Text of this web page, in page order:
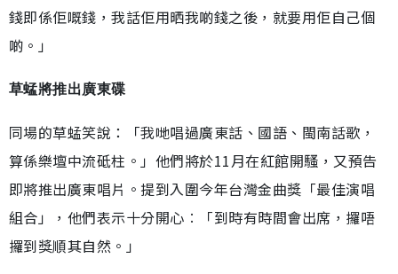
錢即係佢嘅錢，我話佢用晒我啲錢之後，就要用佢自己個
啲。」
草蜢將推出廣東碟
同場的草蜢笑說：「我哋唱過廣東話、國語、閩南話歌，
算係樂壇中流砥柱。」他們將於11月在紅館開騷，又預告
即將推出廣東唱片。提到入圍今年台灣金曲獎「最佳演唱
組合」，他們表示十分開心︰「到時有時間會出席，攞唔
攞到獎順其自然。」